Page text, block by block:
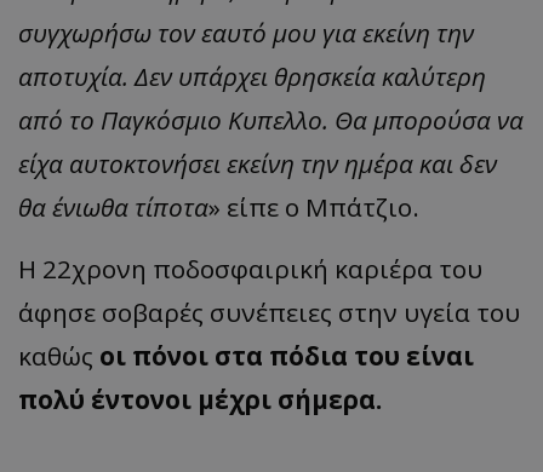
συγχωρήσω τον εαυτό μου για εκείνη την
αποτυχία. Δεν υπάρχει θρησκεία καλύτερη
από το Παγκόσμιο Κυπελλο. Θα μπορούσα να
είχα αυτοκτονήσει εκείνη την ημέρα και δεν
θα ένιωθα τίποτα» είπε ο Μπάτζιο.
Η 22χρονη ποδοσφαιρική καριέρα του
άφησε σοβαρές συνέπειες στην υγεία του
καθώς οι πόνοι στα πόδια του είναι
πολύ έντονοι μέχρι σήμερα.